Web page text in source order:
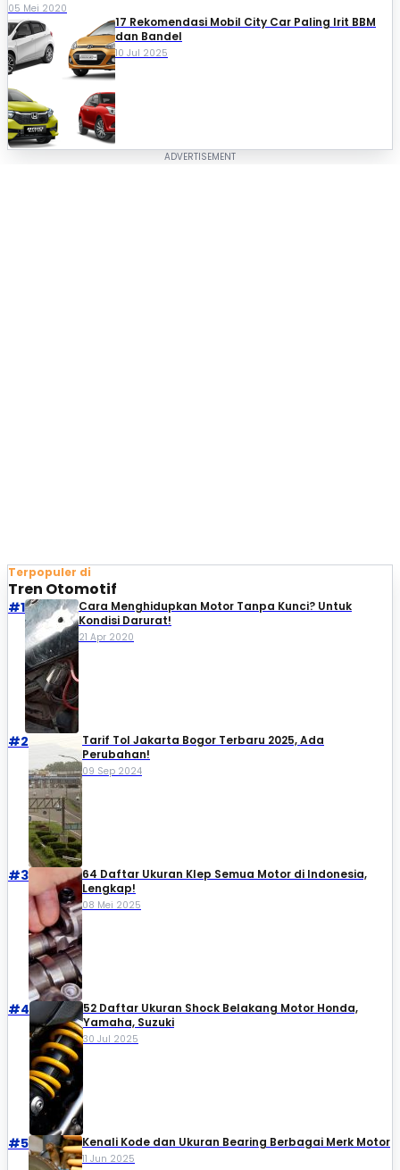
05 Mei 2020
17 Rekomendasi Mobil City Car Paling Irit BBM
dan Bandel
10 Jul 2025
Terpopuler di
Tren Otomotif
#1
Cara Menghidupkan Motor Tanpa Kunci? Untuk
Kondisi Darurat!
21 Apr 2020
#2
Tarif Tol Jakarta Bogor Terbaru 2025, Ada
Perubahan!
09 Sep 2024
#3
64 Daftar Ukuran Klep Semua Motor di Indonesia,
Lengkap!
08 Mei 2025
#4
52 Daftar Ukuran Shock Belakang Motor Honda,
Yamaha, Suzuki​
30 Jul 2025
#5 Kenali Kode dan Ukuran Bearing Berbagai Merk Motor
11 Jun 2025